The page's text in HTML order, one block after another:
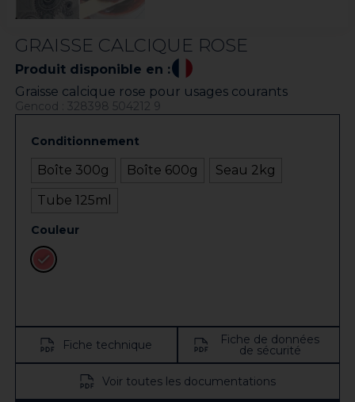
GRAISSE CALCIQUE ROSE
Produit disponible en :
Graisse calcique rose pour usages courants
Gencod : 328398 504212 9
Conditionnement
Boîte 300g Boîte 600g
Seau 2kg
Tube 125ml
Couleur
Fiche technique Fiche de données
de sécurité
Voir toutes les documentations